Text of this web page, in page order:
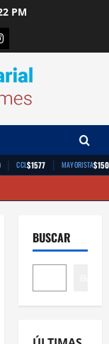
PM
| CCL$1577 | MAYORISTA
BUSCAR